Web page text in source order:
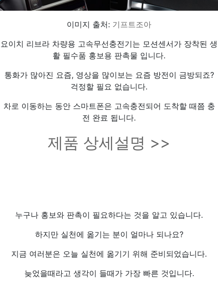
이미지 출처: 기프트조아
요이치 리브라 차량용 고속무선충전기는 모션센서가 장착된 생
활 필수품 홍보용 판촉물 입니다.
통화가 많아진 요즘, 영상을 많이보는 요즘 방전이 금방되죠?
걱정할 필요 없습니다.
차로 이동하는 동안 스마트폰은 고속충전되어 도착할 때쯤 충
전 완료 됩니다.
제품 상세설명 >>
누구나 홍보와 판촉이 필요하다는 것을 알고 있습니다.
하지만 실천에 옮기는 분이 얼마나 되나요?
지금 여러분은 오늘 실천에 옮기기 위해 준비되었습니다.
늦었을때라고 생각이 들때가 가장 빠른 것입니다.